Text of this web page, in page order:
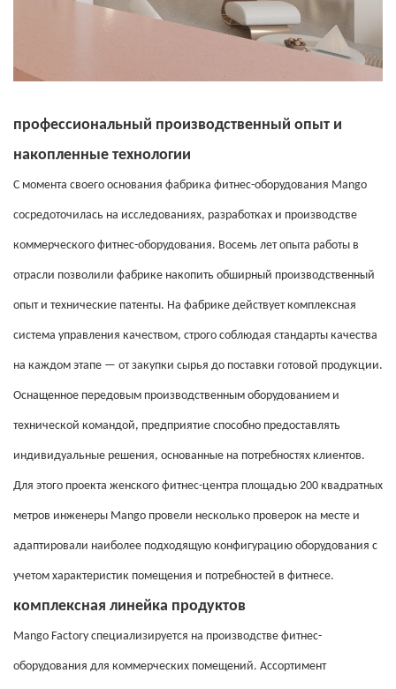
профессиональный производственный опыт и
накопленные технологии
С момента своего основания фабрика фитнес-оборудования Mango
сосредоточилась на исследованиях, разработках и производстве
коммерческого фитнес-оборудования. Восемь лет опыта работы в
отрасли позволили фабрике накопить обширный производственный
опыт и технические патенты. На фабрике действует комплексная
система управления качеством, строго соблюдая стандарты качества
на каждом этапе — от закупки сырья до поставки готовой продукции.
Оснащенное передовым производственным оборудованием и
технической командой, предприятие способно предоставлять
индивидуальные решения, основанные на потребностях клиентов.
Для этого проекта женского фитнес-центра площадью 200 квадратных
метров инженеры Mango провели несколько проверок на месте и
адаптировали наиболее подходящую конфигурацию оборудования с
учетом характеристик помещения и потребностей в фитнесе.
комплексная линейка продуктов
Mango Factory специализируется на производстве фитнес-
оборудования для коммерческих помещений. Ассортимент